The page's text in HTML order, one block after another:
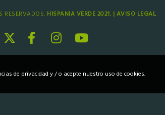
RESERVADOS. HISPANIA VERDE 2021. | AVISO LEGAL
de privacidad y / o acepte nuestro uso de cookies.